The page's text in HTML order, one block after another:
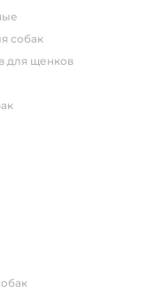
собак
для щенков